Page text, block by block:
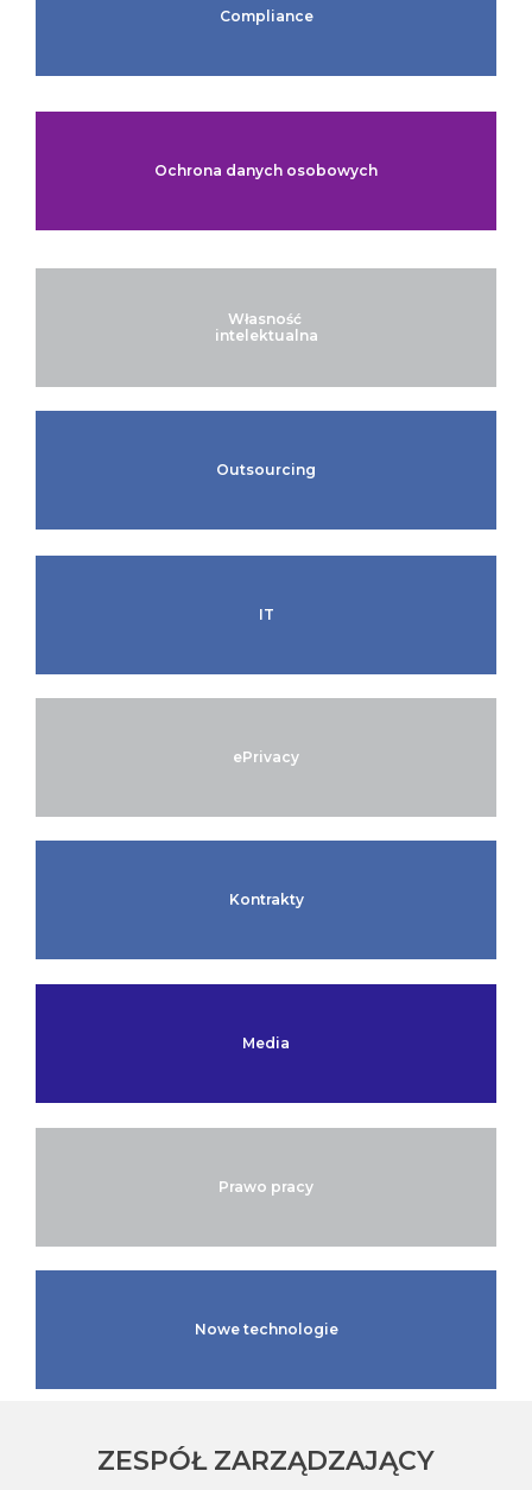
Compliance
Ochrona danych osobowych
Własność
intelektualna
Outsourcing
IT
ePrivacy
Kontrakty
Media
Prawo pracy
Nowe technologie
ZESPÓŁ ZARZĄDZAJĄCY